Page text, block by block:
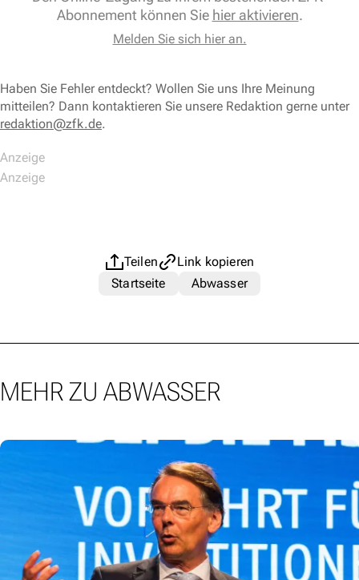
Abonnement können Sie hier aktivieren.
Melden Sie sich hier an.
Haben Sie Fehler entdeckt? Wollen Sie uns Ihre Meinung
mitteilen? Dann kontaktieren Sie unsere Redaktion gerne unter
redaktion@zfk.de.
Teilen
Link kopieren
Startseite
Abwasser
MEHR ZU ABWASSER